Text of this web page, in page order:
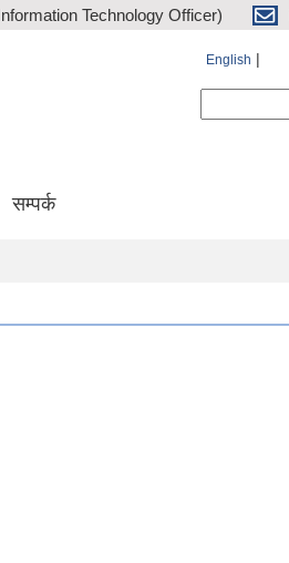
Technology Officer)
English
सम्पर्क